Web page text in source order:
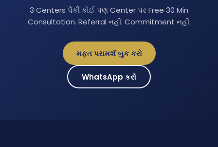
3 Centers પૈકી કોઈ પણ Center પર Free 30 Min
Consultation. Referral નહીં. Commitment નહીં.
મફત પરામર્શ બુક કરો
WhatsApp કરો